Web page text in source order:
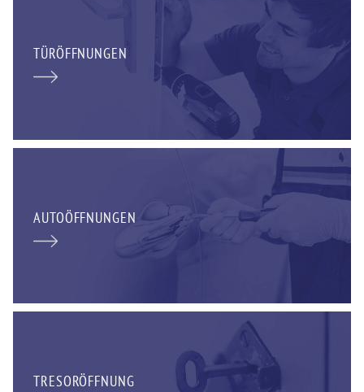
TÜRÖFFNUNGEN
AUTOÖFFNUNGEN
TRESORÖFFNUNG